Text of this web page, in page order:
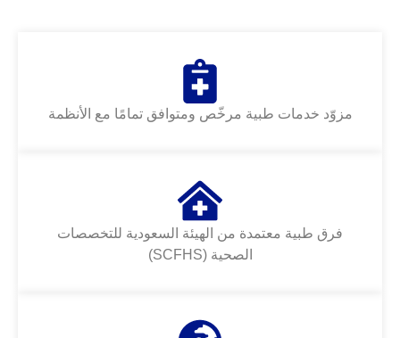
مزوّد خدمات طبية مرخّص ومتوافق تمامًا مع الأنظمة
فرق طبية معتمدة من الهيئة السعودية للتخصصات
الصحية (SCFHS)